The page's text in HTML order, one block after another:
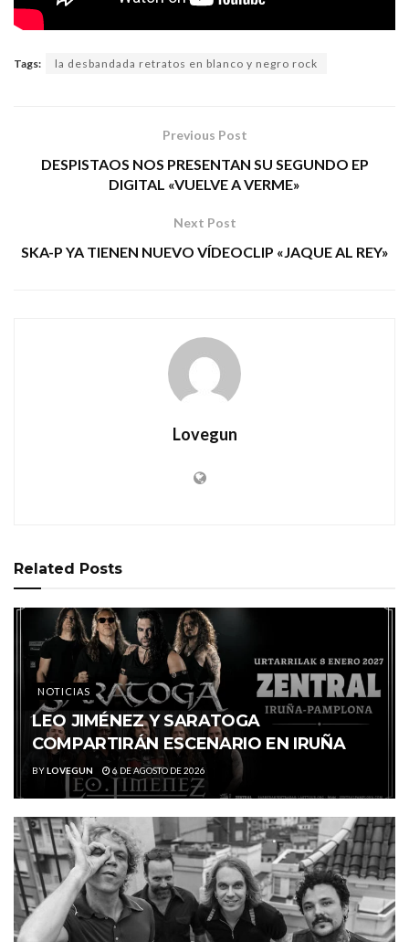
Tags: la desbandada retratos en blanco y negro rock
Previous Post
DESPISTAOS NOS PRESENTAN SU SEGUNDO EP
DIGITAL «VUELVE A VERME»
Next Post
SKA-P YA TIENEN NUEVO VÍDEOCLIP «JAQUE AL REY»
Lovegun
Related Posts
NOTICIAS
LEO JIMÉNEZ Y SARATOGA
COMPARTIRÁN ESCENARIO EN IRUÑA
BYLOVEGUN 6 DE AGOSTO DE 2026